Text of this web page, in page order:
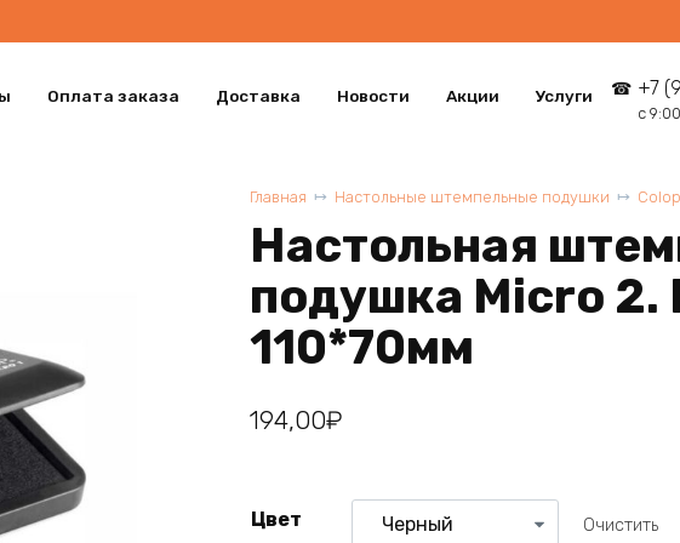
Оплата заказа Доставка Новости Акции Услуги +7
с
Главная Настольные штемпельные подушки Colop
Настольная
подушка Micro 2.
110*70мм
194,00₽
Цвет Очистить